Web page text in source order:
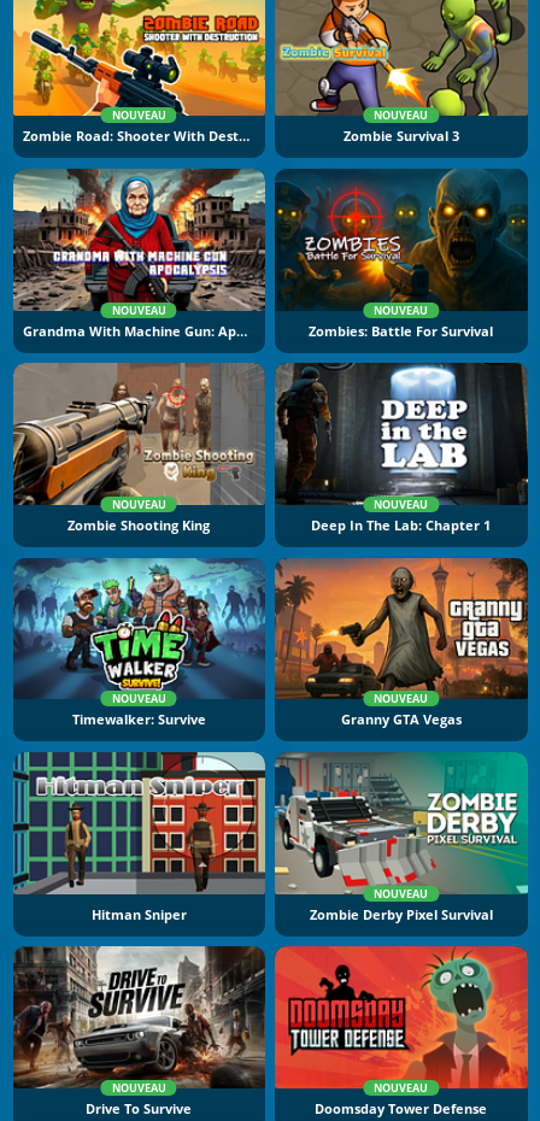
NOUVEAU
Zombie Road: Shooter With Destruction
NOUVEAU
Zombie Survival 3
NOUVEAU
Grandma With Machine Gun: Apocalypsis
NOUVEAU
Zombies: Battle For Survival
NOUVEAU
Zombie Shooting King
NOUVEAU
Deep In The Lab: Chapter 1
NOUVEAU
Timewalker: Survive
NOUVEAU
Granny GTA Vegas
Hitman Sniper
NOUVEAU
Zombie Derby Pixel Survival
NOUVEAU
Drive To Survive
NOUVEAU
Doomsday Tower Defense